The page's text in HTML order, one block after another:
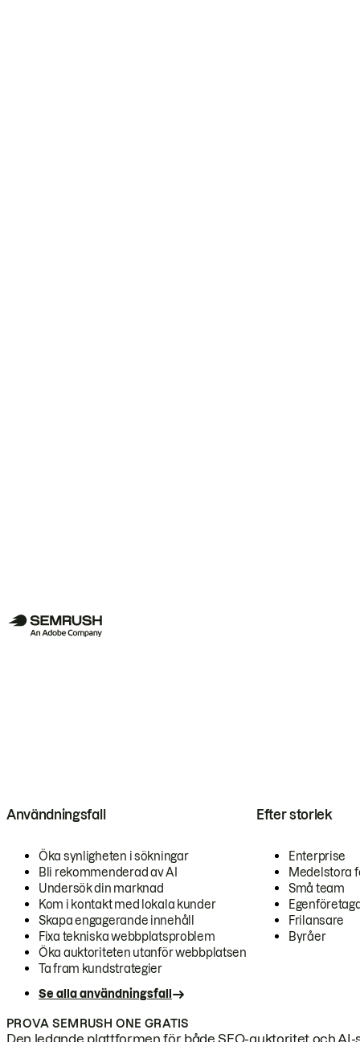
Användningsfall
Öka synligheten i sökningar
Bli rekommenderad av AI
Undersök din marknad
Kom i kontakt med lokala kunder
Skapa engagerande innehåll
Fixa tekniska webbplatsproblem
Öka auktoriteten utanför webbplatsen
Ta fram kundstrategier
Se alla användningsfall
Efter storlek
Enterprise
Medelstora
Små team
Frilansare
Byråer
PROVA SEMRUSH ONE GRATIS
Den ledande plattformen för både SEO-auktoritet och AI-